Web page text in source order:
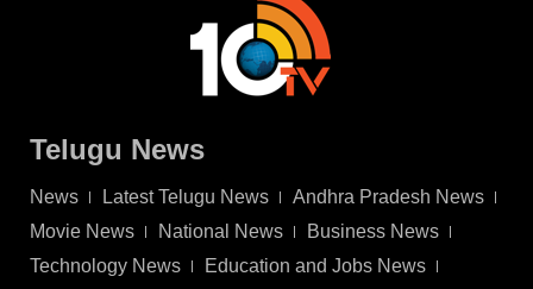
Telugu News
News Latest Telugu News
Andhra Pradesh News
Movie News
National News
Business News
Technology News
Education and Jobs News